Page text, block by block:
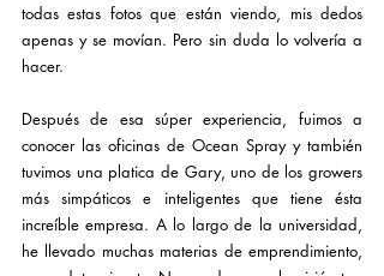
todas estas fotos que están viendo, mis dedos
apenas y se movían. Pero sin duda lo volvería a
hacer.
Después de esa súper experiencia, fuimos a
conocer las oficinas de Ocean Spray y también
tuvimos una platica de Gary, uno de los growers
más simpáticos e inteligentes que tiene ésta
increíble empresa. A lo largo de la universidad,
he llevado muchas materias de emprendimiento,